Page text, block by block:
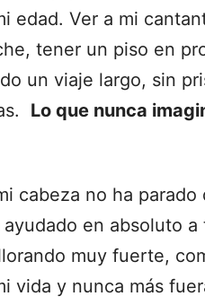
edad. Ver a mi
tener un piso en
un viaje largo, sin
Lo que nunca
cabeza no ha
en absoluto
muy fuerte,
vida y nunca más